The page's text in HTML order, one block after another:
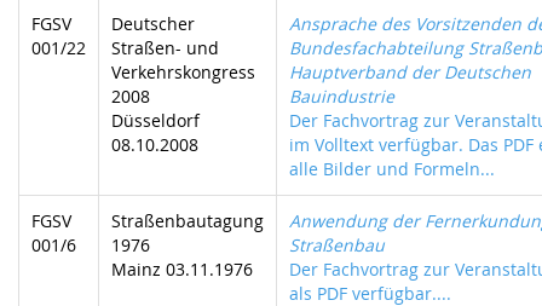
FGSV
001/22
Deutscher
Straßen- und
Verkehrskongress
2008
Düsseldorf
08.10.2008
Ansprache des Vorsitzenden
Bundesfachabteilung
Hauptverband der Deutschen
Bauindustrie
Der Fachvortrag zur
im Volltext verfügbar. Das
alle Bilder und Formeln...
FGSV
001/6
Straßenbautagung
1976
Mainz 03.11.1976
Anwendung der
Straßenbau
Der Fachvortrag zur
als PDF verfügbar....